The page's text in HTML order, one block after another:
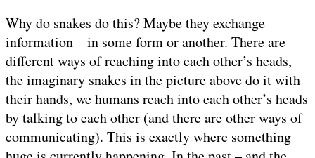
Why do snakes do this? Maybe they exchange
information – in some form or another. There are
different ways of reaching into each other’s heads,
the imaginary snakes in the picture above do it with
their hands, we humans reach into each other’s heads
by talking to each other (and there are other ways of
communicating). This is exactly where something